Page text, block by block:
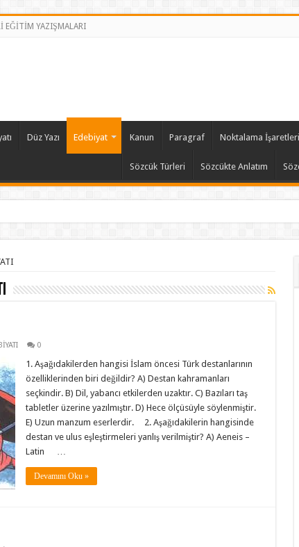
EĞİTİM YAZIŞMALARI
Düz Yazı Edebiyat Kanun Paragraf Noktalama İşaretleri
Sözcük Türleri Sözcükte Anlatım
0
1. Aşağıdakilerden hangisi İslam öncesi Türk destanlarının
özelliklerinden biri değildir? A) Destan kahramanları
seçkindir. B) Dil, yabancı etkilerden uzaktır. C) Bazıları taş
tabletler üzerine yazılmıştır. D) Hece ölçüsüyle söylenmiştir.
E) Uzun manzum eserlerdir. 2. Aşağıdakilerin hangisinde
destan ve ulus eşleştirmeleri yanlış verilmiştir? A) Aeneis –
Latin …
Devamını Oku »